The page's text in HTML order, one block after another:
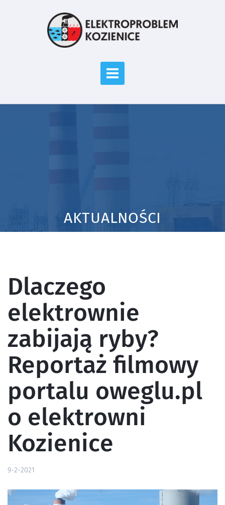
AKTUALNOŚCI
Dlaczego
elektrownie
zabijają ryby?
Reportaż filmowy
portalu oweglu.pl
o elektrowni
Kozienice
9-2-2021